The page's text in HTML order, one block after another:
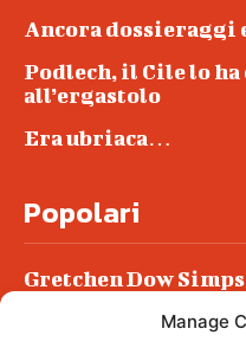
Manage
Ancora dossieraggi
Podlech, il Cile lo
all’ergastolo
Era ubriaca…
Popolari
Gretchen Dow